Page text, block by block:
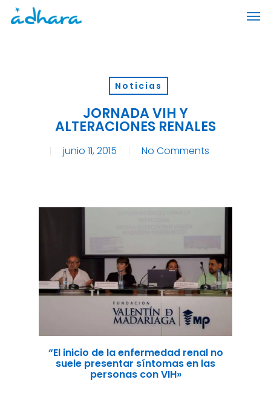
Skip
main
Noticias
JORNADA VIH Y
ALTERACIONES RENALES
junio 11, 2015 No Comments
“El inicio de la enfermedad renal no
suele presentar síntomas en las
personas con VIH»